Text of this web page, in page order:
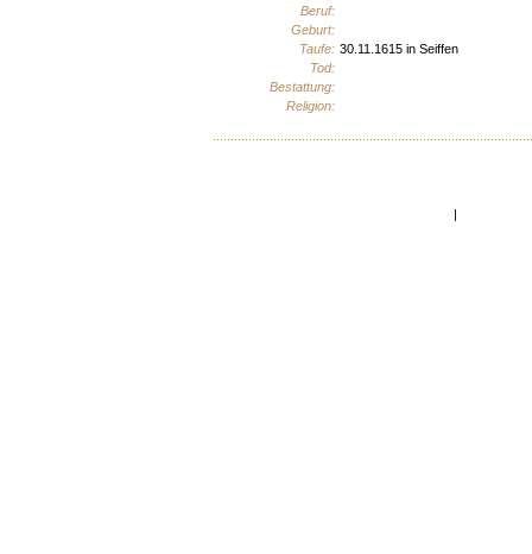
Beruf:
Geburt:
Taufe: 30.11.1615 in Seiffen
Tod:
Bestattung:
Religion:
|